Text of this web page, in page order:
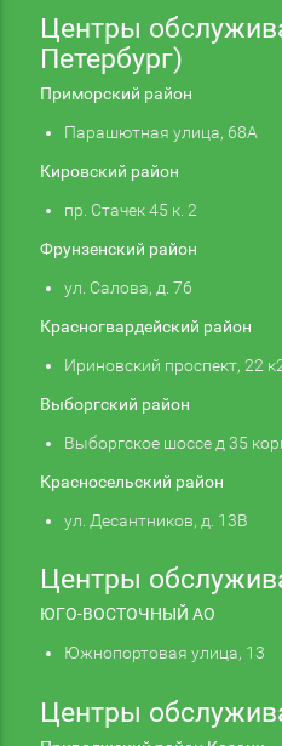
Центры
Петербург)
Приморский район
Парашютная улица, 68А
Кировский район
пр. Стачек 45 к. 2
Фрунзенский район
ул. Салова, д. 76
Красногвардейский район
Ириновский проспект, 22
Выборгский район
Выборгское шоссе д 35
Красносельский район
ул. Десантников, д. 13В
Центры
ЮГО-ВОСТОЧНЫЙ АО
Южнопортовая улица, 13
Центры